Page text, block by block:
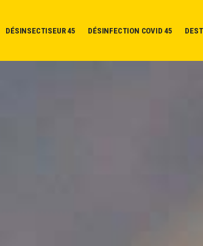
DÉSINSECTISEUR 45 DÉSINFECTION COVID 45